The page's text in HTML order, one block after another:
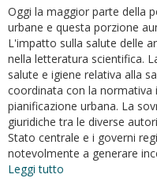
Oggi la maggior parte della
urbane e questa porzione
L'impatto sulla salute delle
nella letteratura scientifica.
salute e igiene relativa alla
coordinata con la normativa
pianificazione urbana. La
giuridiche tra le diverse
Stato centrale e i governi
notevolmente a generare
Leggi tutto